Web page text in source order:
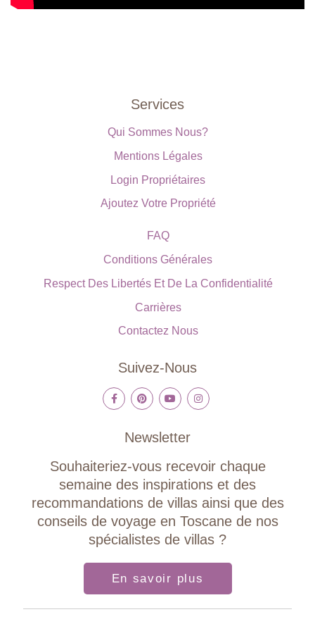
Services
Qui Sommes Nous?
Mentions Légales
Login Propriétaires
Ajoutez Votre Propriété
FAQ
Conditions Générales
Respect Des Libertés Et De La Confidentialité
Carrières
Contactez Nous
Suivez-Nous
Newsletter
Souhaiteriez-vous recevoir chaque
semaine des inspirations et des
recommandations de villas ainsi que des
conseils de voyage en Toscane de nos
spécialistes de villas ?
En savoir plus